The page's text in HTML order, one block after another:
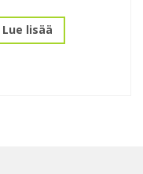
Lue lisää